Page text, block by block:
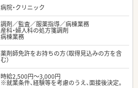
病院・クリニック
調剤／監査／服薬指導／病棟業務
産科・婦人科の処方箋調剤
病棟業務
薬剤師免許をお持ちの方（取得見込みの方を含
む）
時給2,500円～3,000円
※就業条件、経験等を考慮のうえ、面接後決定。